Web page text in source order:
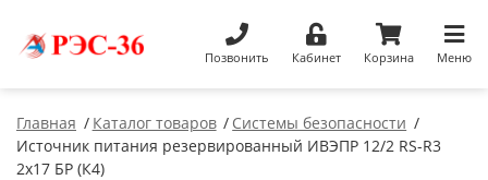
Позвонить Кабинет Корзина Меню
Главная Каталог товаров
Системы безопасности
Источник питания резервированный ИВЭПР 12/2 RS-R3
2х17 БР (К4)